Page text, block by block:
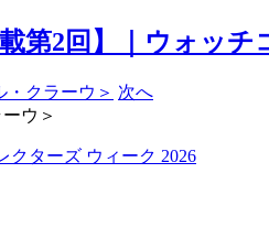
第2回】｜ウォッチ
次へ
ウ＞